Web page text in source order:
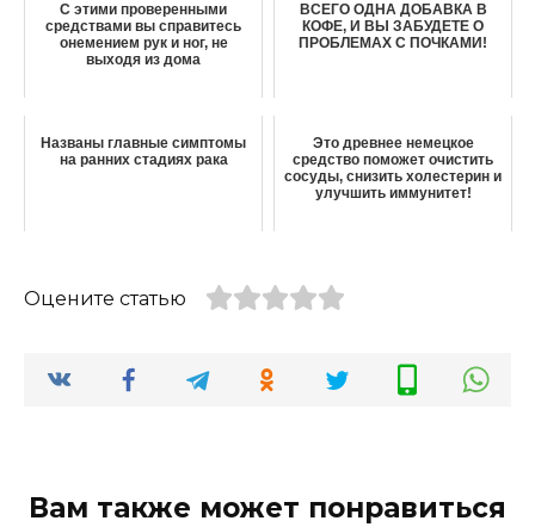
С этими проверенными
средствами вы справитесь
онемением рук и ног, не
выходя из дома
ВСЕГО ОДНА ДОБАВКА В
КОФЕ, И ВЫ ЗАБУДЕТЕ О
ПРОБЛЕМАХ С ПОЧКАМИ!
Названы главные симптомы
на ранних стадиях рака
Это древнее немецкое
средство поможет очистить
сосуды, снизить холестерин и
улучшить иммунитет!
Оцените статью
Вам также может понравиться